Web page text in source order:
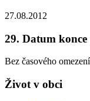
27.08.2012
29. Datum
Bez časového
Život v obci